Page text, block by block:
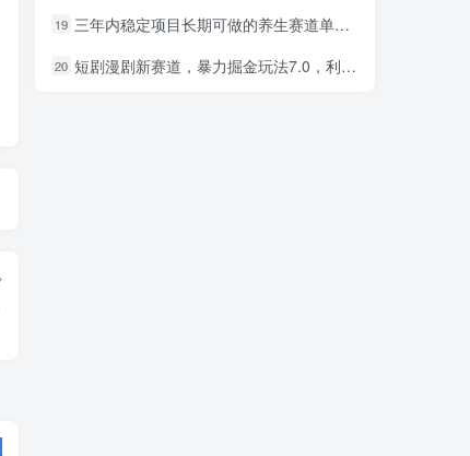
19 三年内稳定项目长期可做的养生赛道单条视频收入2200
20 短剧漫剧新赛道，暴力掘金玩法7.0，利用最权威的去重技术，号称单日可收益最高1w+